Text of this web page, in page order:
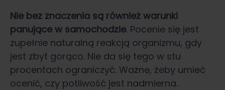
Nie bez znaczenia są również warunki
panujące w samochodzie. Pocenie się jest
zupełnie naturalną reakcją organizmu, gdy
jest zbyt gorąco. Nie da się tego w stu
procentach ograniczyć. Ważne, żeby umieć
ocenić, czy potliwość jest nadmierna.